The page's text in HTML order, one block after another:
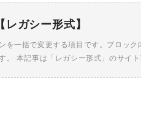
ガシー形式】
を一括で変更する項目です。ブロッ
。 本記事は「レガシー形式」のサイ